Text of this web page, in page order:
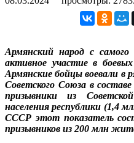
Армянский народ с
активное участие в
Армянские бойцы воевали в
Советского Союза в
призывники из
населения республики (1,4
СССР этот показатель
призывников из 200 млн